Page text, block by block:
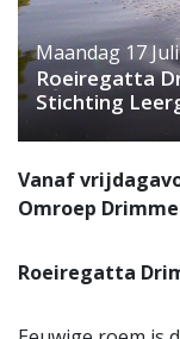
Maandag 17
Roeiregatta
Stichting
Vanaf
Omroep
Roeiregatta